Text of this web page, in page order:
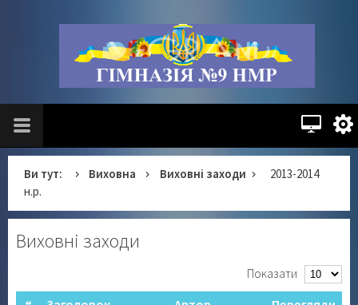
Ви тут: Виховна Виховні заходи
2013-2014
н.р.
Виховні заходи
Показати